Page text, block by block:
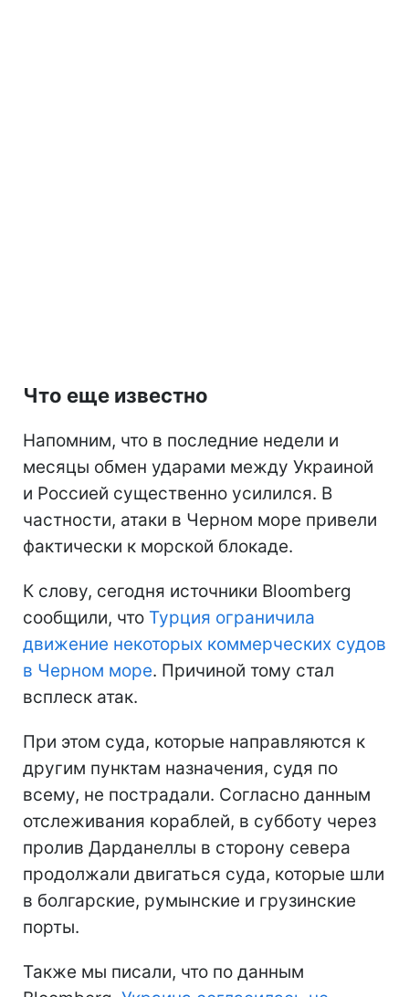
Что еще известно
Напомним, что в последние недели и
месяцы обмен ударами между Украиной
и Россией существенно усилился. В
частности, атаки в Черном море привели
фактически к морской блокаде.
К слову, сегодня источники Bloomberg
сообщили, что Турция ограничила
движение некоторых коммерческих судов
в Черном море. Причиной тому стал
всплеск атак.
При этом суда, которые направляются к
другим пунктам назначения, судя по
всему, не пострадали. Согласно данным
отслеживания кораблей, в субботу через
пролив Дарданеллы в сторону севера
продолжали двигаться суда, которые шли
в болгарские, румынские и грузинские
порты.
Также мы писали, что по данным